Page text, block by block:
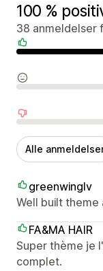
100 %
38 anmeldelser
Positive
Neutrale
Negative
Alle
greenwinglv
Well built
FA&MA HAIR
Super thème je
complet.